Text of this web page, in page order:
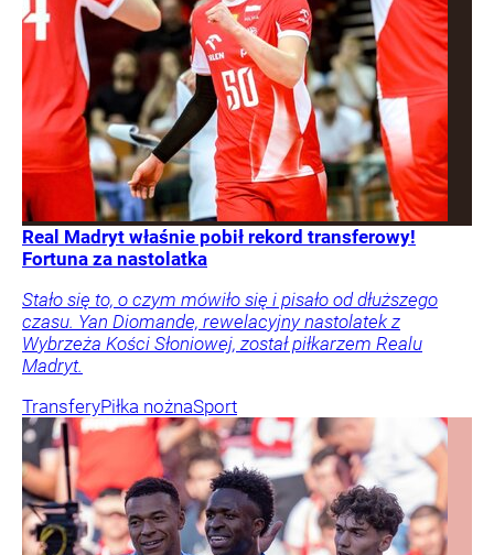
Real Madryt właśnie pobił rekord transferowy!
Fortuna za nastolatka
Stało się to, o czym mówiło się i pisało od dłuższego
czasu. Yan Diomande, rewelacyjny nastolatek z
Wybrzeża Kości Słoniowej, został piłkarzem Realu
Madryt.
TransferyPiłka nożnaSport